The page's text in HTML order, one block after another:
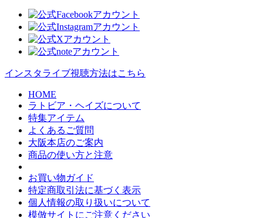
インスタライブ視聴方法はこちら
HOME
ラトビア・ヘイズについて
特集アイテム
よくあるご質問
大阪本店のご案内
商品の使い方と注意
お買い物ガイド
特定商取引法に基づく表示
個人情報の取り扱いについて
模倣サイトにご注意ください